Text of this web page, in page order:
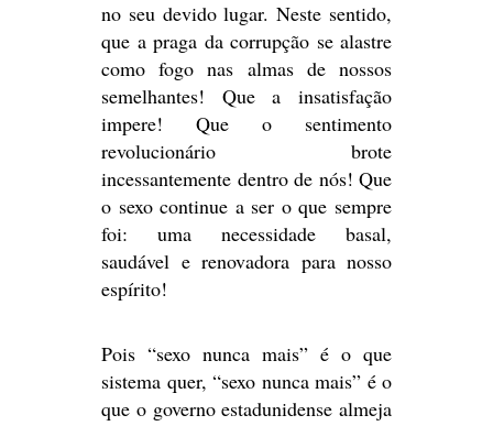
no seu devido lugar. Neste sentido,
que a praga da corrupção se alastre
como fogo nas almas de nossos
semelhantes! Que a insatisfação
impere! Que o sentimento
revolucionário brote
incessantemente dentro de nós! Que
o sexo continue a ser o que sempre
foi: uma necessidade basal,
saudável e renovadora para nosso
espírito!
Pois “sexo nunca mais” é o que
sistema quer, “sexo nunca mais” é o
que o governo estadunidense almeja